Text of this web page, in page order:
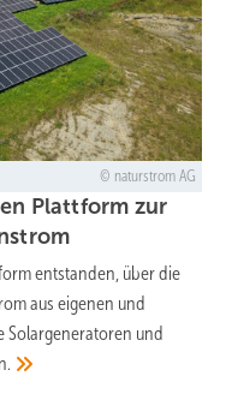
naturstrom AG
Plattform zur
entstanden, über die
aus eigenen und
Solargeneratoren und